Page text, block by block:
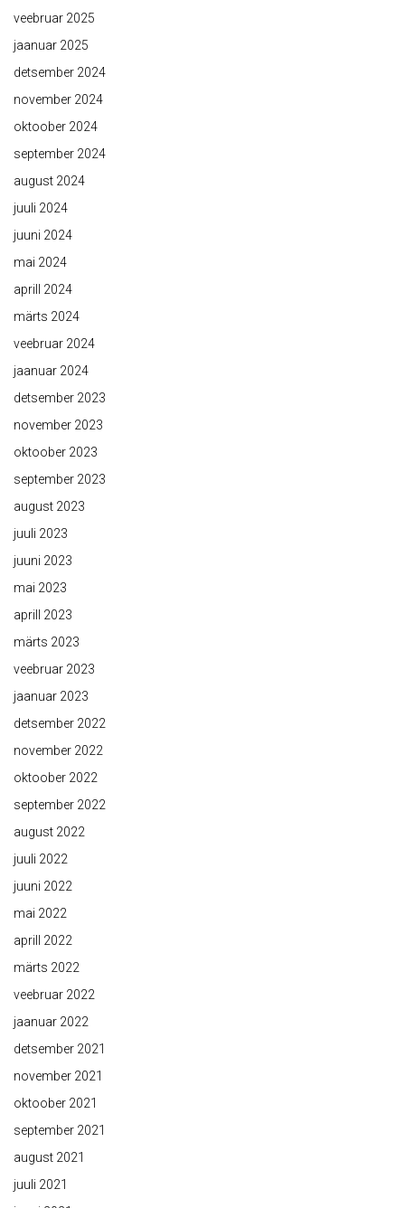
veebruar 2025
jaanuar 2025
detsember 2024
november 2024
oktoober 2024
september 2024
august 2024
juuli 2024
juuni 2024
mai 2024
aprill 2024
märts 2024
veebruar 2024
jaanuar 2024
detsember 2023
november 2023
oktoober 2023
september 2023
august 2023
juuli 2023
juuni 2023
mai 2023
aprill 2023
märts 2023
veebruar 2023
jaanuar 2023
detsember 2022
november 2022
oktoober 2022
september 2022
august 2022
juuli 2022
juuni 2022
mai 2022
aprill 2022
märts 2022
veebruar 2022
jaanuar 2022
detsember 2021
november 2021
oktoober 2021
september 2021
august 2021
juuli 2021